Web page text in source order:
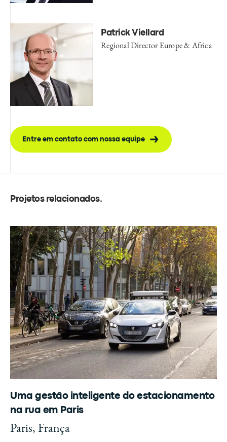
Patrick Viellard
Regional Director Europe & Africa
Entre em contato com nossa equipe
Projetos relacionados.
Uma gestão inteligente do estacionamento
na rua em Paris
Paris, França